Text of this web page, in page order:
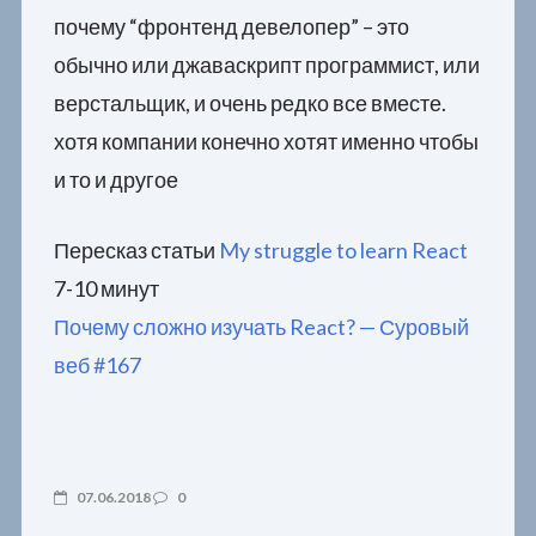
почему “фронтенд девелопер” – это
обычно или джаваскрипт программист, или
верстальщик, и очень редко все вместе.
хотя компании конечно хотят именно чтобы
и то и другое
Пересказ статьи My struggle to learn React
7-10 минут
Почему сложно изучать React? — Суровый
веб #167
07.06.2018 0